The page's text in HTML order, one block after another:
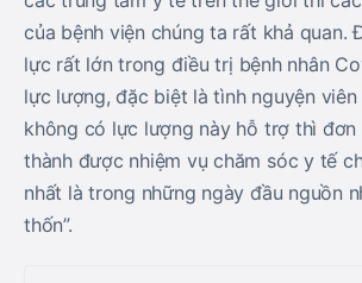
của bệnh viện chúng ta rất khả quan.
lực rất lớn trong điều trị bệnh nhân
lực lượng, đặc biệt là tình nguyện
không có lực lượng này hỗ trợ thì đơn
thành được nhiệm vụ chăm sóc y tế
nhất là trong những ngày đầu nguồn
thốn”.